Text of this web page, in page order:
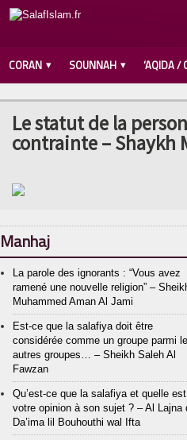
CORAN SOUNNAH ‘AQIDA /
Le statut de la
contrainte – Shaykh
Manhaj
La parole des ignorants : “Vous avez
ramené une nouvelle religion” –
Muhammed Aman Al Jami
Est-ce que la salafiya doit être
considérée comme un groupe parmi
autres groupes… – Sheikh Saleh Al
Fawzan
Qu’est-ce que la salafiya et quelle est
votre opinion à son sujet ? – Al Lajna
Da’ima lil Bouhouthi wal Ifta